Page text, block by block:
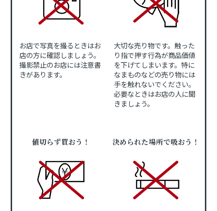
お店で写真を撮るときはお
店の方に確認しましょう。
撮影禁止のお店には注意書
きがあります。
大切な売り物です。触った
り指で押す行為が商品価値
を下げてしまいます。特に
なまものなどの売り物には
手を触れないでください。
必要なときはお店の人に聞
きましょう。
値切らず買おう！ 決められた場所で吸おう！